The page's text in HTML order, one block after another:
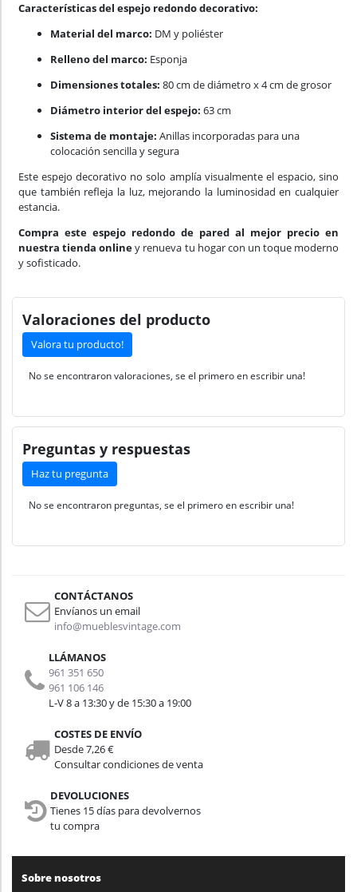
Características del espejo redondo decorativo:
Material del marco: DM y poliéster
Relleno del marco: Esponja
Dimensiones totales: 80 cm de diámetro x 4 cm de grosor
Diámetro interior del espejo: 63 cm
Sistema de montaje: Anillas incorporadas para una
colocación sencilla y segura
Este espejo decorativo no solo amplía visualmente el espacio, sino
que también refleja la luz, mejorando la luminosidad en cualquier
estancia.
Compra este espejo redondo de pared al mejor precio en
nuestra tienda onliney renueva tu hogar con un toque moderno
y sofisticado.
Valoraciones del producto
Valora tu producto!
No se encontraron valoraciones, se el primero en escribir una!
Preguntas y respuestas
Haz tu pregunta
No se encontraron preguntas, se el primero en escribir una!
CONTÁCTANOS
Envíanos un email
info@mueblesvintage.com
LLÁMANOS
961 351 650
961 106 146
L-V 8 a 13:30 y de 15:30 a 19:00
COSTES DE ENVÍO
Desde 7,26 €
Consultar condiciones de venta
DEVOLUCIONES
Tienes 15 días para devolvernos
tu compra
Sobre nosotros